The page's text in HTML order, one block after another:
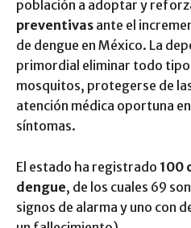
población a adoptar y
preventivas ante el
de dengue en México. La
primordial eliminar todo
mosquitos, protegerse de
atención médica oportuna
síntomas.
El estado ha registrado 100
dengue, de los cuales 69
signos de alarma y uno con